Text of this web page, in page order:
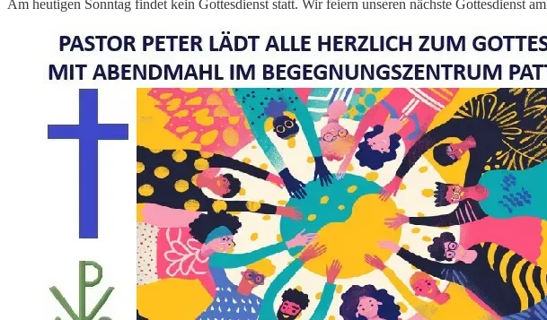
Am heutigen Sonntag findet kein Gottesdienst statt. Wir feiern unseren nächste Gottesdienst am